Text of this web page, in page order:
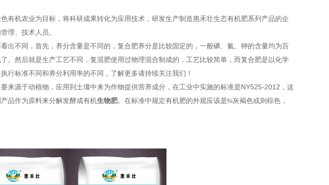
有机农业为目标，将科研成果转化为应用技术，研发生产制造惠禾壮生态有机肥系列产品的企
理、技术人员。
出不同，首先，养分含量是不同的，复合肥养分是比较固定的，一般磷、氮、钾的含量均为百
。然后就是生产工艺不同，复混肥使用过物理混合制成的，工艺比较简单，而复合肥是以化学
行标准不同和养分利用率的不同，了解更多请持续关注我们！
来源于动植物，应用到土壤中来为作物提供营养成分，在工业中实施的标准是NY525-2012，这
品作为原料来分解发酵成有机生物肥。在标准中规定有机肥的外观应该是hi灰褐色或则棕色，